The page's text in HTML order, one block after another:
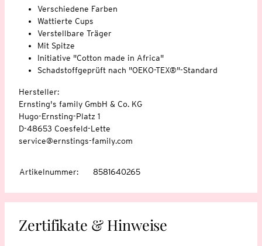
Verschiedene Farben
Wattierte Cups
Verstellbare Träger
Mit Spitze
Initiative "Cotton made in Africa"
Schadstoffgeprüft nach "OEKO-TEX®"-Standard
Hersteller:
Ernsting's family GmbH & Co. KG
Hugo-Ernsting-Platz 1
D-48653 Coesfeld-Lette
service@ernstings-family.com
Artikelnummer: 8581640265
Zertifikate & Hinweise